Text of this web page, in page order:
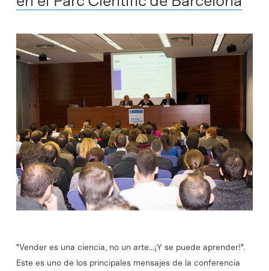
"Vender es una ciencia, no un arte...¡Y se puede aprender!".
Este es uno de los principales mensajes de la conferencia